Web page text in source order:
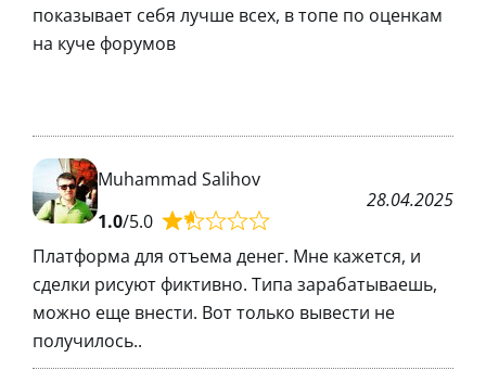
показывает себя лучше всех, в топе по оценкам
на куче форумов
Muhammad Salihov
1.0/5.0
28.04.2025
Платформа для отъема денег. Мне кажется, и
сделки рисуют фиктивно. Типа зарабатываешь,
можно еще внести. Вот только вывести не
получилось..